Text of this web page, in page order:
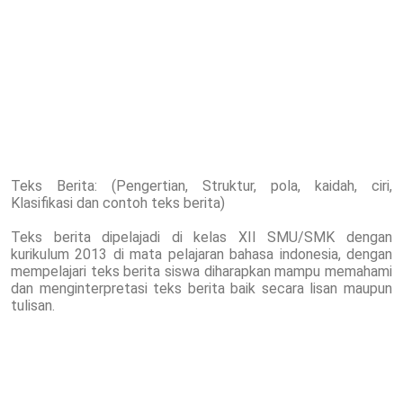
Teks Berita: (Pengertian, Struktur, pola, kaidah, ciri,
Klasifikasi dan contoh teks berita)
Teks berita dipelajadi di kelas XII SMU/SMK dengan
kurikulum 2013 di mata pelajaran bahasa indonesia, dengan
mempelajari teks berita siswa diharapkan mampu memahami
dan menginterpretasi teks berita baik secara lisan maupun
tulisan.